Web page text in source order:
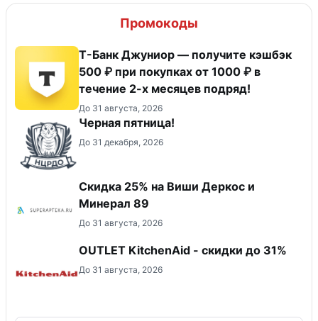
Промокоды
Т-Банк Джуниор — получите кэшбэк
500 ₽ при покупках от 1000 ₽ в
течение 2-х месяцев подряд!
До 31 августа, 2026
Черная пятница!
До 31 декабря, 2026
Скидка 25% на Виши Деркос и
Минерал 89
До 31 августа, 2026
OUTLET KitchenAid - скидки до 31%
До 31 августа, 2026